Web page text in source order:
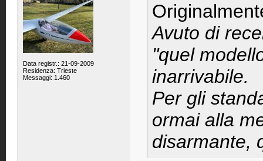
Data registr.: 21-09-2009
Residenza: Trieste
Messaggi: 1.460
Avuto di
"quel
inarrivabile.
Per gli
ormai alla
disarmante,